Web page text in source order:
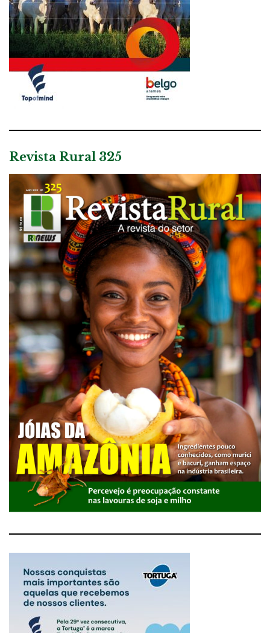
Revista Rural 325